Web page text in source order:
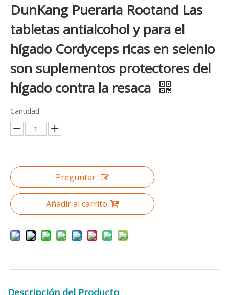
DunKang Pueraria Rootand Las
tabletas antialcohol y para el
hígado Cordyceps ricas en selenio
son suplementos protectores del
hígado contra la resaca
Cantidad:
Preguntar
Añadir al carrito